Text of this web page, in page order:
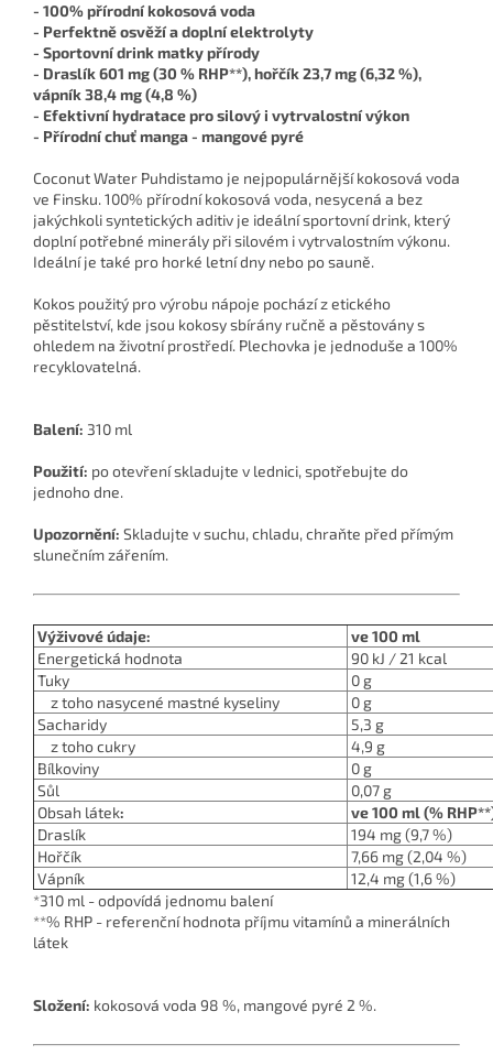
- 100% přírodní kokosová voda
- Perfektně osvěží a doplní elektrolyty
- Sportovní drink matky přírody
- Draslík 601 mg (30 % RHP**), hořčík 23,7 mg (6,32 %),
vápník 38,4 mg (4,8 %)
- Efektivní hydratace pro silový i vytrvalostní výkon
- Přírodní chuť manga - mangové pyré
Coconut Water Puhdistamo je nejpopulárnější kokosová voda
ve Finsku. 100% přírodní kokosová voda, nesycená a bez
jakýchkoli syntetických aditiv je ideální sportovní drink, který
doplní potřebné minerály při silovém i vytrvalostním výkonu.
Ideální je také pro horké letní dny nebo po sauně.
Kokos použitý pro výrobu nápoje pochází z etického
pěstitelství, kde jsou kokosy sbírány ručně a pěstovány s
ohledem na životní prostředí. Plechovka je jednoduše a 100%
recyklovatelná.
Balení: 310 ml
Použití: po otevření skladujte v lednici, spotřebujte do
jednoho dne.
Upozornění: Skladujte v suchu, chladu, chraňte před přímým
slunečním zářením.
Výživové údaje:
ve 100 ml
Energetická hodnota
90 kJ / 21 kcal
Tuky
0 g
z toho nasycené mastné kyseliny
0 g
Sacharidy
5,3 g
z toho cukry
4,9 g
Bílkoviny
0 g
Sůl
0,07 g
Obsah látek:
ve 100 ml (%
Draslík
194 mg (9,7 %)
Hořčík
7,66 mg (2,04 %)
Vápník
12,4 mg (1,6 %)
*310 ml - odpovídá jednomu balení
**% RHP - referenční hodnota příjmu vitamínů a minerálních
látek
Složení: kokosová voda 98 %, mangové pyré 2 %.